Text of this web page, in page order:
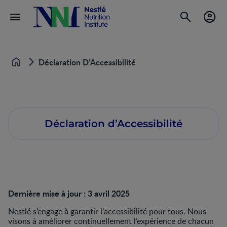
Accueil Déclaration D’Accessibilité
Déclaration d’Accessibilité
Dernière mise à jour : 3 avril 2025
Nestlé s’engage à garantir l’accessibilité pour tous. Nous
visons à améliorer continuellement l’expérience de chacun